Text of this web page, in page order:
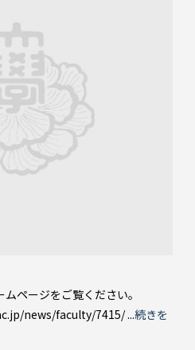
ページをご覧ください。
news/faculty/7415/ ...続きを